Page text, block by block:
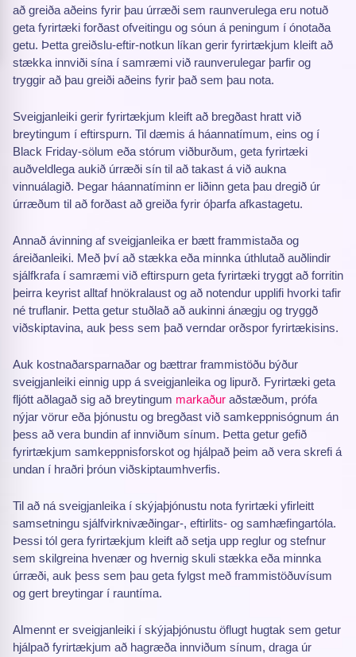
að greiða aðeins fyrir þau úrræði sem raunverulega eru notuð
geta fyrirtæki forðast ofveitingu og sóun á peningum í ónotaða
getu. Þetta greiðslu-eftir-notkun líkan gerir fyrirtækjum kleift að
stækka innviði sína í samræmi við raunverulegar þarfir og
tryggir að þau greiði aðeins fyrir það sem þau nota.
Sveigjanleiki gerir fyrirtækjum kleift að bregðast hratt við
breytingum í eftirspurn. Til dæmis á háannatímum, eins og í
Black Friday-sölum eða stórum viðburðum, geta fyrirtæki
auðveldlega aukið úrræði sín til að takast á við aukna
vinnuálagið. Þegar háannatíminn er liðinn geta þau dregið úr
úrræðum til að forðast að greiða fyrir óþarfa afkastagetu.
Annað ávinning af sveigjanleika er bætt frammistaða og
áreiðanleiki. Með því að stækka eða minnka úthlutað auðlindir
sjálfkrafa í samræmi við eftirspurn geta fyrirtæki tryggt að forritin
þeirra keyrist alltaf hnökralaust og að notendur upplifi hvorki tafir
né truflanir. Þetta getur stuðlað að aukinni ánægju og tryggð
viðskiptavina, auk þess sem það verndar orðspor fyrirtækisins.
Auk kostnaðarsparnaðar og bættrar frammistöðu býður
sveigjanleiki einnig upp á sveigjanleika og lipurð. Fyrirtæki geta
fljótt aðlagað sig að breytingum markaður aðstæðum, prófa
nýjar vörur eða þjónustu og bregðast við samkeppnisógnum án
þess að vera bundin af innviðum sínum. Þetta getur gefið
fyrirtækjum samkeppnisforskot og hjálpað þeim að vera skrefi á
undan í hraðri þróun viðskiptaumhverfis.
Til að ná sveigjanleika í skýjaþjónustu nota fyrirtæki yfirleitt
samsetningu sjálfvirknivæðingar-, eftirlits- og samhæfingartóla.
Þessi tól gera fyrirtækjum kleift að setja upp reglur og stefnur
sem skilgreina hvenær og hvernig skuli stækka eða minnka
úrræði, auk þess sem þau geta fylgst með frammistöðuvísum
og gert breytingar í rauntíma.
Almennt er sveigjanleiki í skýjaþjónustu öflugt hugtak sem getur
hjálpað fyrirtækjum að hagræða innviðum sínum, draga úr